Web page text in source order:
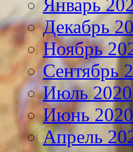
Январь
Декабрь
Ноябрь
Сентябрь
Июль 2020
Июнь 2020
Апрель